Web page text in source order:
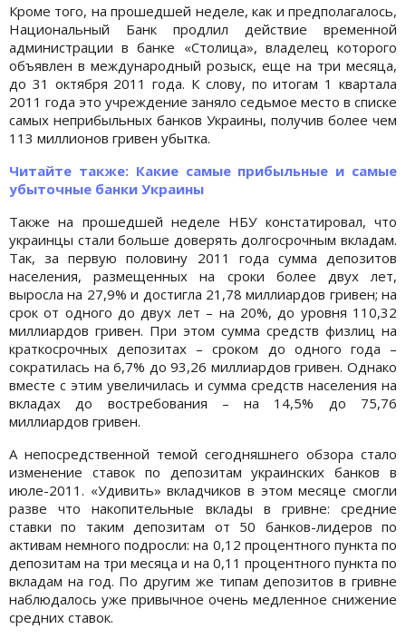
Кроме того, на прошедшей неделе, как и предполагалось,
Национальный Банк продлил действие временной
администрации в банке «Столица», владелец которого
объявлен в международный розыск, еще на три месяца,
до 31 октября 2011 года. К слову, по итогам 1 квартала
2011 года это учреждение заняло седьмое место в списке
самых неприбыльных банков Украины, получив более чем
113 миллионов гривен убытка.
Читайте также: Какие самые прибыльные и самые
убыточные банки Украины
Также на прошедшей неделе НБУ констатировал, что
украинцы стали больше доверять долгосрочным вкладам.
Так, за первую половину 2011 года сумма депозитов
населения, размещенных на сроки более двух лет,
выросла на 27,9% и достигла 21,78 миллиардов гривен; на
срок от одного до двух лет – на 20%, до уровня 110,32
миллиардов гривен. При этом сумма средств физлиц на
краткосрочных депозитах – сроком до одного года –
сократилась на 6,7% до 93,26 миллиардов гривен. Однако
вместе с этим увеличилась и сумма средств населения на
вкладах до востребования – на 14,5% до 75,76
миллиардов гривен.
А непосредственной темой сегодняшнего обзора стало
изменение ставок по депозитам украинских банков в
июле-2011. «Удивить» вкладчиков в этом месяце смогли
разве что накопительные вклады в гривне: средние
ставки по таким депозитам от 50 банков-лидеров по
активам немного подросли: на 0,12 процентного пункта по
депозитам на три месяца и на 0,11 процентного пункта по
вкладам на год. По другим же типам депозитов в гривне
наблюдалось уже привычное очень медленное снижение
средних ставок.